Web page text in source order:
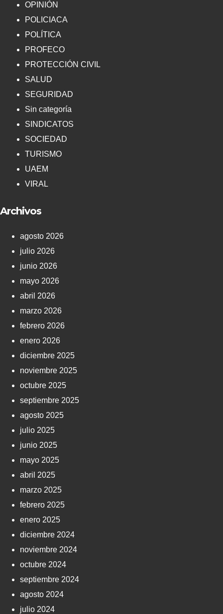
OPINIÓN
POLICIACA
POLÍTICA
PROFECO
PROTECCIÓN CIVIL
SALUD
SEGURIDAD
Sin categoría
SINDICATOS
SOCIEDAD
TURISMO
UAEM
VIRAL
Archivos
agosto 2026
julio 2026
junio 2026
mayo 2026
abril 2026
marzo 2026
febrero 2026
enero 2026
diciembre 2025
noviembre 2025
octubre 2025
septiembre 2025
agosto 2025
julio 2025
junio 2025
mayo 2025
abril 2025
marzo 2025
febrero 2025
enero 2025
diciembre 2024
noviembre 2024
octubre 2024
septiembre 2024
agosto 2024
julio 2024